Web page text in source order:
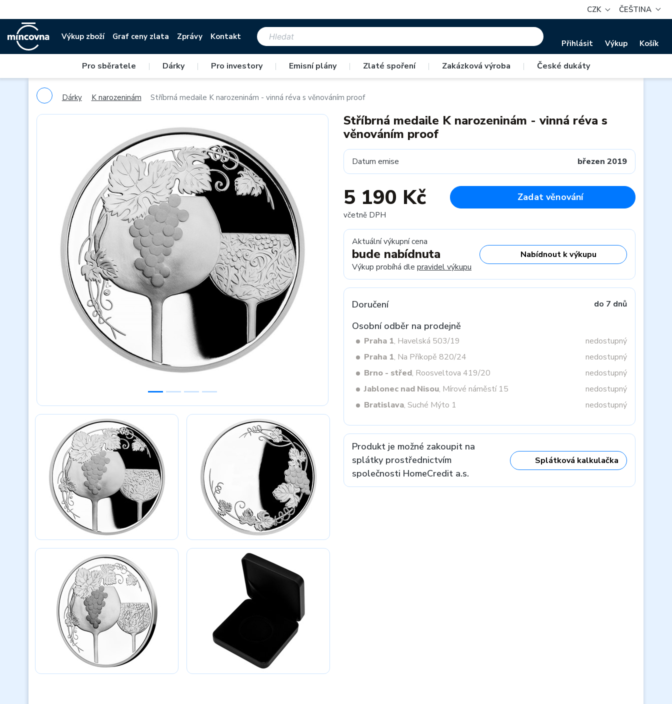
CZK ČEŠTINA
Výkup zboží Graf ceny zlata Zprávy Kontakt
Přihlásit Výkup Košík
Pro sběratele | Dárky | Pro investory | Emisní plány | Zlaté spoření | Zakázková výroba | České dukáty
Dárky K narozeninám Stříbrná medaile K narozeninám - vinná réva s věnováním proof
Previous
Stříbrná medaile K narozeninám - vinná réva s
věnováním proof
Datum emise březen 2019
5 190 Kč
včetně DPH
Zadat věnování
Aktuální výkupní cena
bude nabídnuta
Výkup probíhá dle pravidel výkupu
Nabídnout k výkupu
Doručení do 7 dnů
Osobní odběr na prodejně
Praha 1, Havelská 503/19
nedostupný
Praha 1, Na Příkopě 820/24
nedostupný
Brno - střed, Roosveltova 419/20
nedostupný
Jablonec nad Nisou, Mírové náměstí 15
nedostupný
Bratislava, Suché Mýto 1 nedostupný
Produkt je možné zakoupit na
splátky prostřednictvím
společnosti HomeCredit a.s.
Splátková kalkulačka